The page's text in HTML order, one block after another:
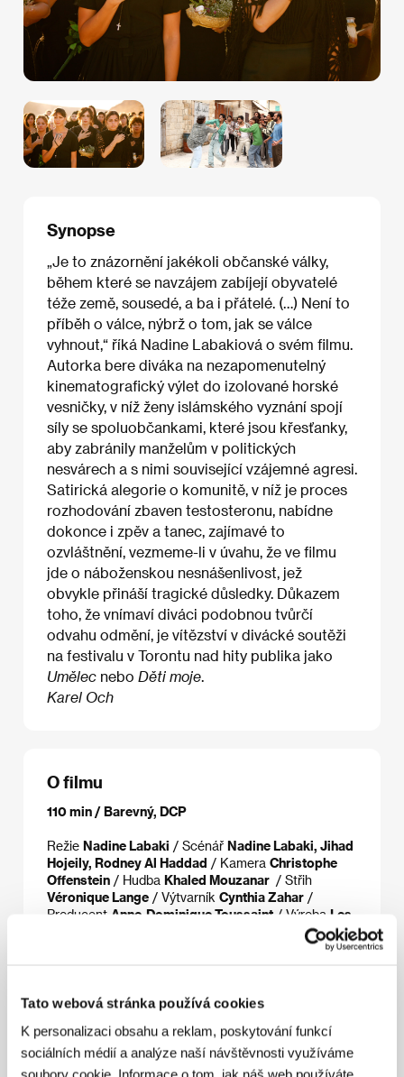
Tato webová stránka používá cookies
K personalizaci obsahu a reklam, poskytování funkcí
sociálních médií a analýze naší návštěvnosti využíváme
Synopse
„Je to znázornění jakékoli občanské války,
během které se navzájem zabíjejí obyvatelé
téže země, sousedé, a ba i přátelé. (…) Není to
příběh o válce, nýbrž o tom, jak se válce
vyhnout,“ říká Nadine Labakiová o svém filmu.
Autorka bere diváka na nezapomenutelný
kinematografický výlet do izolované horské
vesničky, v níž ženy islámského vyznání spojí
síly se spoluobčankami, které jsou křesťanky,
aby zabránily manželům v politických
nesvárech a s nimi související vzájemné agresi.
Satirická alegorie o komunitě, v níž je proces
rozhodování zbaven testosteronu, nabídne
dokonce i zpěv a tanec, zajímavé to
ozvláštnění, vezmeme-li v úvahu, že ve filmu
jde o náboženskou nesnášenlivost, jež
obvykle přináší tragické důsledky. Důkazem
toho, že vnímaví diváci podobnou tvůrčí
odvahu odmění, je vítězství v divácké soutěži
na festivalu v Torontu nad hity publika jako
Umělec nebo Děti moje.
Karel Och
O filmu
110 min / Barevný, DCP
Režie Nadine Labaki / Scénář Nadine Labaki, Jihad
Hojeily, Rodney Al Haddad / Kamera Christophe
Offenstein / Hudba Khaled Mouzanar / Střih
Véronique Lange / Výtvarník Cynthia Zahar /
Producent Anne-Dominique Toussaint / Výroba Les
Moussawbaa, Layla Hakim, Antoinette Noufaily,
Režie